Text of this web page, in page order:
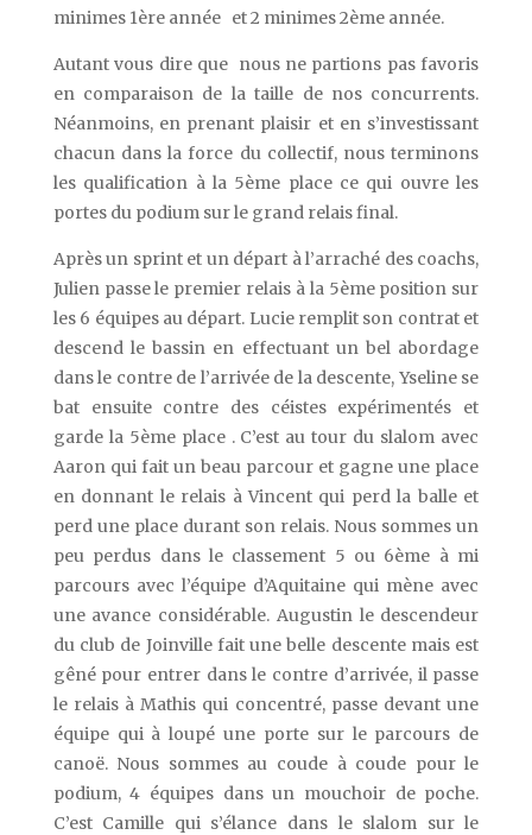
minimes 1ère année et 2 minimes 2ème année.
Autant vous dire que nous ne partions pas favoris
en comparaison de la taille de nos concurrents.
Néanmoins, en prenant plaisir et en s’investissant
chacun dans la force du collectif, nous terminons
les qualification à la 5ème place ce qui ouvre les
portes du podium sur le grand relais final.
Après un sprint et un départ à l’arraché des coachs,
Julien passe le premier relais à la 5ème position sur
les 6 équipes au départ. Lucie remplit son contrat et
descend le bassin en effectuant un bel abordage
dans le contre de l’arrivée de la descente, Yseline se
bat ensuite contre des céistes expérimentés et
garde la 5ème place . C’est au tour du slalom avec
Aaron qui fait un beau parcour et gagne une place
en donnant le relais à Vincent qui perd la balle et
perd une place durant son relais. Nous sommes un
peu perdus dans le classement 5 ou 6ème à mi
parcours avec l’équipe d’Aquitaine qui mène avec
une avance considérable. Augustin le descendeur
du club de Joinville fait une belle descente mais est
gêné pour entrer dans le contre d’arrivée, il passe
le relais à Mathis qui concentré, passe devant une
équipe qui à loupé une porte sur le parcours de
canoë. Nous sommes au coude à coude pour le
podium, 4 équipes dans un mouchoir de poche.
C’est Camille qui s’élance dans le slalom sur le